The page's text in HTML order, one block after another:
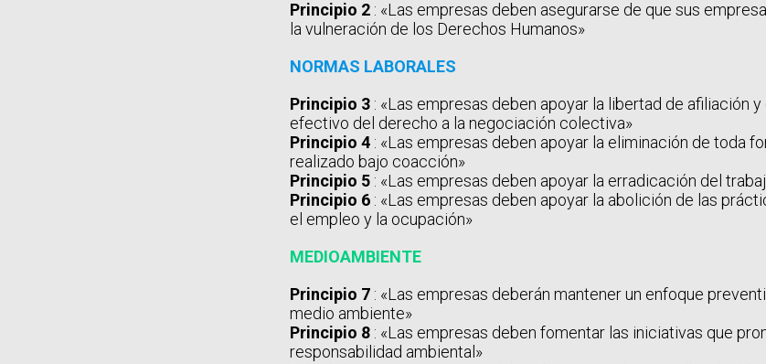
Principio 2: «Las empresas deben asegurarse de que sus
la vulneración de los Derechos Humanos»
NORMAS LABORALES
Principio 3: «Las empresas deben apoyar la libertad de afiliación
efectivo del derecho a la negociación colectiva»
Principio 4: «Las empresas deben apoyar la eliminación de toda
realizado bajo coacción»
Principio 5: «Las empresas deben apoyar la erradicación del
Principio 6: «Las empresas deben apoyar la abolición de las
el empleo y la ocupación»
MEDIOAMBIENTE
Principio 7: «Las empresas deberán mantener un enfoque
medio ambiente»
Principio 8: «Las empresas deben fomentar las iniciativas que
responsabilidad ambiental»